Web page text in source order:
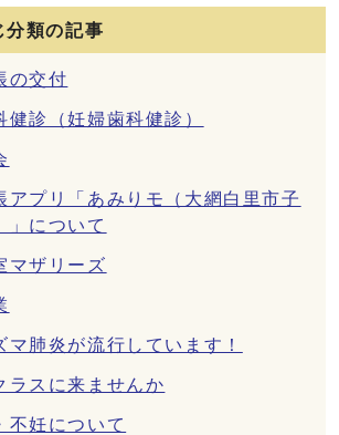
分類の記事
の交付
健診（妊婦歯科健診）
アプリ「あみりモ（大網白里市子
」について
マザリーズ
マ肺炎が流行しています！
ラスに来ませんか
不妊について